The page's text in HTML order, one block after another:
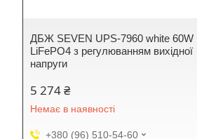
ДБЖ SEVEN UPS-7960 white 60W
LiFePO4 з регулюванням вихідної
напруги
5 274 ₴
Немає в наявності
+380 (96) 510-54-60